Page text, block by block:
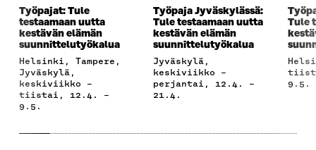
Työpajat: Tule
testaamaan uutta
kestävän elämän
suunnittelutyökalua
Helsinki, Tampere,
Jyväskylä,
keskiviikko –
tiistai, 12.4. –
9.5.
Työpaja Jyväskylässä:
Tule testaamaan uutta
kestävän elämän
suunnittelutyökalua
Jyväskylä,
keskiviikko –
perjantai, 12.4. –
21.4.
Tule
Helsinki, tiistai –
9.5.